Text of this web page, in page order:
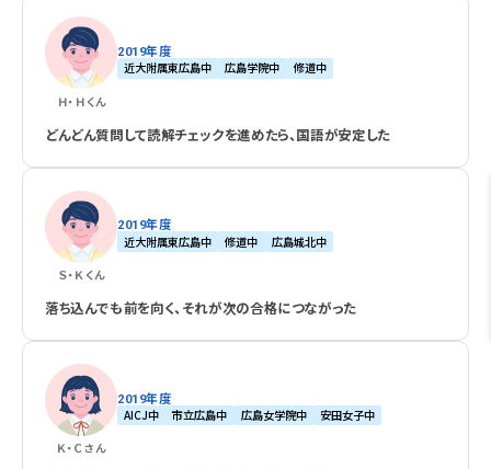
Ｈ・Ｈ くん
2019年度
近大附属東広島中 広島学院中 修道中
どんどん質問して読解チェックを進めたら、国語が安定した
Ｓ・Ｋ くん
2019年度
近大附属東広島中 修道中 広島城北中
落ち込んでも前を向く、それが次の合格につながった
Ｋ・Ｃ さん
2019年度
AICJ中 市立広島中 広島女学院中 安田女子中